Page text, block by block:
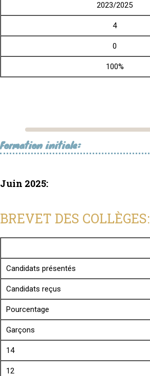
2023/2025
4
0
100%
Formation initiale:
Juin 2025:
BREVET DES COLLÈGES:
Candidats présentés
Candidats reçus
Pourcentage
Garçons
14
12